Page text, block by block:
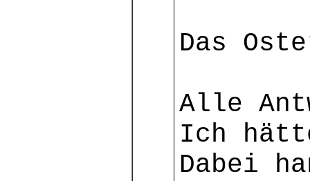
Das
Alle
Ich
Dabei